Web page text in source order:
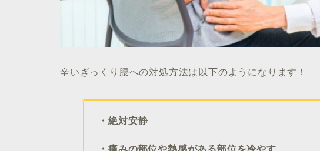
辛いぎっくり腰への対処方法は以下のようになります！
・絶対安静